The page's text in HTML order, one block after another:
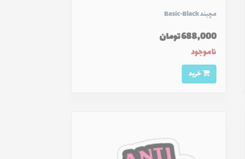
مچبند Basic-Black
688,000 تومان
ناموجود